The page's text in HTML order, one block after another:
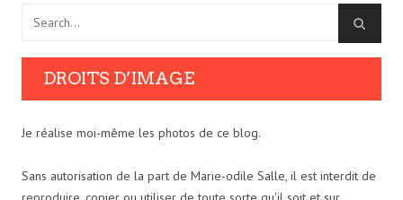
DROITS D’IMAGE
Je réalise moi-même les photos de ce blog.
Sans autorisation de la part de Marie-odile Salle, il est interdit de